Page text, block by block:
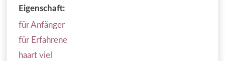
Eigenschaft:
für Anfänger
für Erfahrene
haart viel